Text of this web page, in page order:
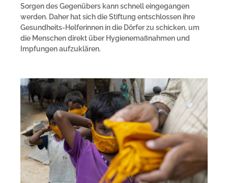
Sorgen des Gegenübers kann schnell eingegangen
werden. Daher hat sich die Stiftung entschlossen ihre
Gesundheits-Helferinnen in die Dörfer zu schicken, um
die Menschen direkt über Hygienemaßnahmen und
Impfungen aufzuklären.